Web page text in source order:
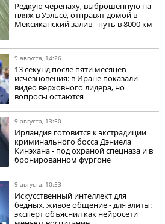
Редкую черепаху, выброшенную на
пляж в Уэльсе, отправят домой в
Мексиканский залив - путь в 8000 км
9 августа, 14:26
13 секунд после пяти месяцев
исчезновения: в Иране показали
видео верховного лидера, но
вопросы остаются
9 августа, 13:50
Ирландия готовится к экстрадиции
криминального босса Дэниела
Кинэхана - под охраной спецназа и в
бронированном фургоне
9 августа, 10:53
Искусственный интеллект для
бедных, живое общение - для элиты:
эксперт объяснил как нейросети